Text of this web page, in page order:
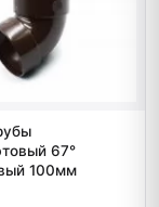
67°
100мм